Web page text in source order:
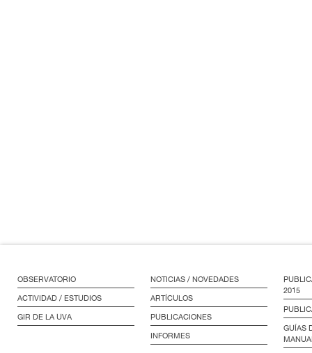
OBSERVATORIO
ACTIVIDAD / ESTUDIOS
GIR DE LA UVA
NOTICIAS / NOVEDADES
ARTÍCULOS
PUBLICACIONES
INFORMES
2015
GUÍAS